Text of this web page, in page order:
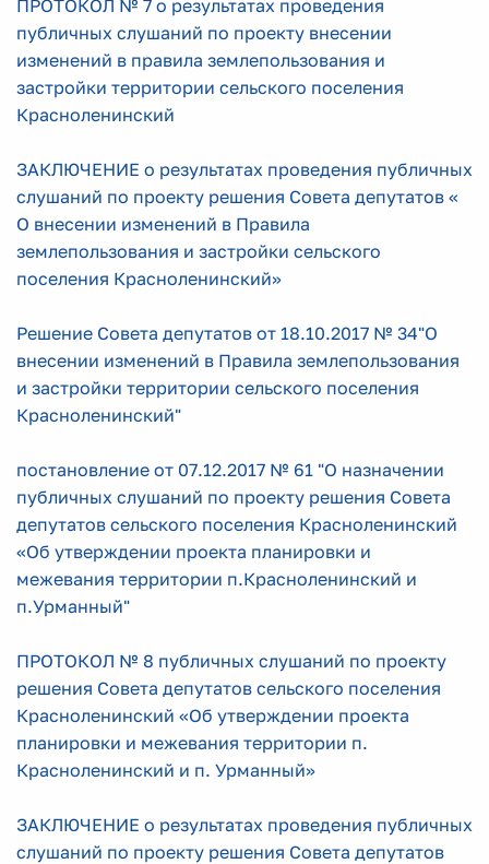
ПРОТОКОЛ № 7 о результатах проведения
публичных слушаний по проекту внесении
изменений в правила землепользования и
застройки территории сельского поселения
Красноленинский
ЗАКЛЮЧЕНИЕ о результатах проведения публичных
слушаний по проекту решения Совета депутатов «
О внесении изменений в Правила
землепользования и застройки сельского
поселения Красноленинский»
Решение Совета депутатов от 18.10.2017 № 34"О
внесении изменений в Правила землепользования
и застройки территории сельского поселения
Красноленинский"
постановление от 07.12.2017 № 61 "О назначении
публичных слушаний по проекту решения Совета
депутатов сельского поселения Красноленинский
«Об утверждении проекта планировки и
межевания территории п.Красноленинский и
п.Урманный"
ПРОТОКОЛ № 8 публичных слушаний по проекту
решения Совета депутатов сельского поселения
Красноленинский «Об утверждении проекта
планировки и межевания территории п.
Красноленинский и п. Урманный»
ЗАКЛЮЧЕНИЕ о результатах проведения публичных
слушаний по проекту решения Совета депутатов